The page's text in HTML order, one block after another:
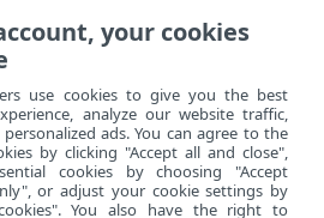
>ESET PROTECT>
your cookies
use cookies to give you the best
analyze our website traffic,
ads. You can agree to the
by clicking "Accept all and close",
cookies by choosing "Accept
or adjust your cookie settings by
You also have the right to